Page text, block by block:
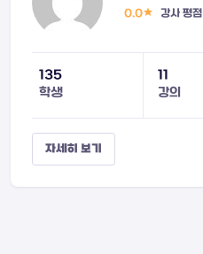
0.0 강사 평점
135
학생
11
강의
자세히 보기